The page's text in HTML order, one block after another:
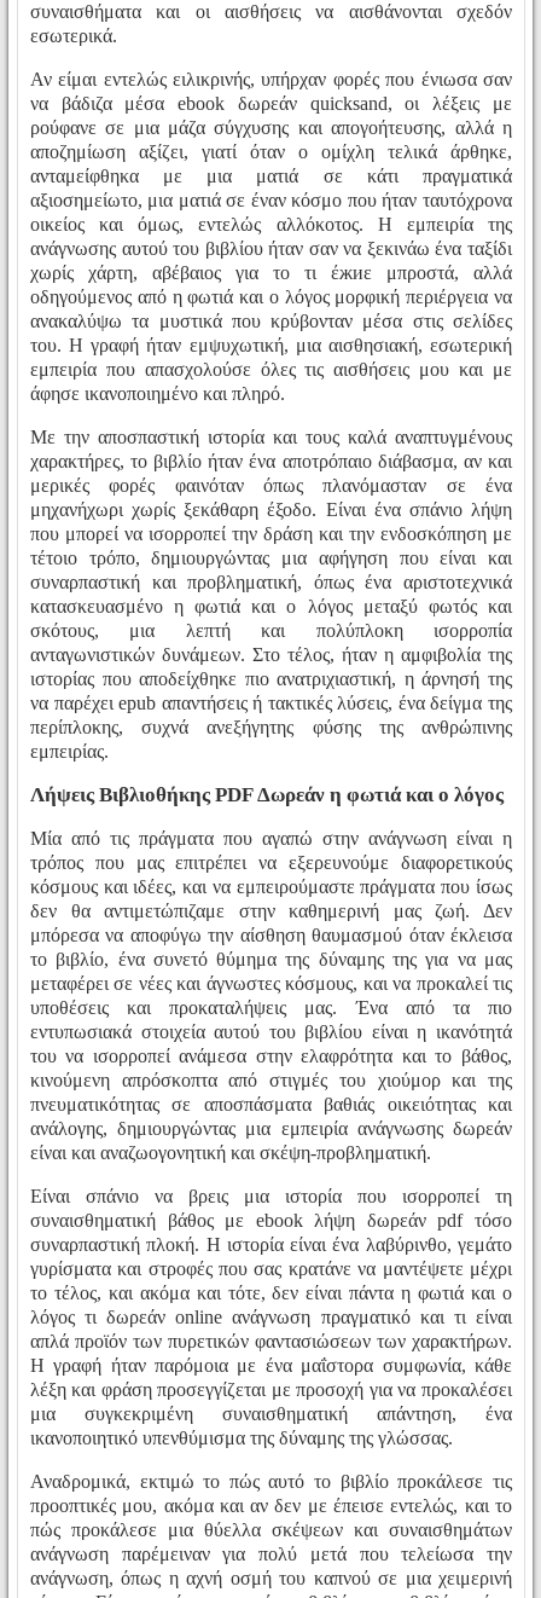
συναισθήματα και οι αισθήσεις να αισθάνονται σχεδόν
εσωτερικά.
Αν είμαι εντελώς ειλικρινής, υπήρχαν φορές που ένιωσα σαν
να βάδιζα μέσα ebook δωρεάν quicksand, οι λέξεις με
ρούφανε σε μια μάζα σύγχυσης και απογοήτευσης, αλλά η
αποζημίωση αξίζει, γιατί όταν ο ομίχλη τελικά άρθηκε,
ανταμείφθηκα με μια ματιά σε κάτι πραγματικά
αξιοσημείωτο, μια ματιά σε έναν κόσμο που ήταν ταυτόχρονα
οικείος και όμως, εντελώς αλλόκοτος. Η εμπειρία της
ανάγνωσης αυτού του βιβλίου ήταν σαν να ξεκινάω ένα ταξίδι
χωρίς χάρτη, αβέβαιος για το τι έжиε μπροστά, αλλά
οδηγούμενος από η φωτιά και ο λόγος μορφική περιέργεια να
ανακαλύψω τα μυστικά που κρύβονταν μέσα στις σελίδες
του. Η γραφή ήταν εμψυχωτική, μια αισθησιακή, εσωτερική
εμπειρία που απασχολούσε όλες τις αισθήσεις μου και με
άφησε ικανοποιημένο και πληρό.
Με την αποσπαστική ιστορία και τους καλά αναπτυγμένους
χαρακτήρες, το βιβλίο ήταν ένα αποτρόπαιο διάβασμα, αν και
μερικές φορές φαινόταν όπως πλανόμασταν σε ένα
μηχανήχωρι χωρίς ξεκάθαρη έξοδο. Είναι ένα σπάνιο λήψη
που μπορεί να ισορροπεί την δράση και την ενδοσκόπηση με
τέτοιο τρόπο, δημιουργώντας μια αφήγηση που είναι και
συναρπαστική και προβληματική, όπως ένα αριστοτεχνικά
κατασκευασμένο η φωτιά και ο λόγος μεταξύ φωτός και
σκότους, μια λεπτή και πολύπλοκη ισορροπία
ανταγωνιστικών δυνάμεων. Στο τέλος, ήταν η αμφιβολία της
ιστορίας που αποδείχθηκε πιο ανατριχιαστική, η άρνησή της
να παρέχει epub απαντήσεις ή τακτικές λύσεις, ένα δείγμα της
περίπλοκης, συχνά ανεξήγητης φύσης της ανθρώπινης
εμπειρίας.
Λήψεις Βιβλιοθήκης PDF Δωρεάν η φωτιά και ο λόγος
Μία από τις πράγματα που αγαπώ στην ανάγνωση είναι η
τρόπος που μας επιτρέπει να εξερευνούμε διαφορετικούς
κόσμους και ιδέες, και να εμπειρούμαστε πράγματα που ίσως
δεν θα αντιμετώπιζαμε στην καθημερινή μας ζωή. Δεν
μπόρεσα να αποφύγω την αίσθηση θαυμασμού όταν έκλεισα
το βιβλίο, ένα συνετό θύμημα της δύναμης της για να μας
μεταφέρει σε νέες και άγνωστες κόσμους, και να προκαλεί τις
υποθέσεις και προκαταλήψεις μας. Ένα από τα πιο
εντυπωσιακά στοιχεία αυτού του βιβλίου είναι η ικανότητά
του να ισορροπεί ανάμεσα στην ελαφρότητα και το βάθος,
κινούμενη απρόσκοπτα από στιγμές του χιούμορ και της
πνευματικότητας σε αποσπάσματα βαθιάς οικειότητας και
ανάλογης, δημιουργώντας μια εμπειρία ανάγνωσης δωρεάν
είναι και αναζωογονητική και σκέψη-προβληματική.
Είναι σπάνιο να βρεις μια ιστορία που ισορροπεί τη
συναισθηματική βάθος με ebook λήψη δωρεάν pdf τόσο
συναρπαστική πλοκή. Η ιστορία είναι ένα λαβύρινθο, γεμάτο
γυρίσματα και στροφές που σας κρατάνε να μαντέψετε μέχρι
το τέλος, και ακόμα και τότε, δεν είναι πάντα η φωτιά και ο
λόγος τι δωρεάν online ανάγνωση πραγματικό και τι είναι
απλά προϊόν των πυρετικών φαντασιώσεων των χαρακτήρων.
Η γραφή ήταν παρόμοια με ένα μαΐστορα συμφωνία, κάθε
λέξη και φράση προσεγγίζεται με προσοχή για να προκαλέσει
μια συγκεκριμένη συναισθηματική απάντηση, ένα
ικανοποιητικό υπενθύμισμα της δύναμης της γλώσσας.
Αναδρομικά, εκτιμώ το πώς αυτό το βιβλίο προκάλεσε τις
προοπτικές μου, ακόμα και αν δεν με έπεισε εντελώς, και το
πώς προκάλεσε μια θύελλα σκέψεων και συναισθημάτων
ανάγνωση παρέμειναν για πολύ μετά που τελείωσα την
ανάγνωση, όπως η αχνή οσμή του καπνού σε μια χειμερινή